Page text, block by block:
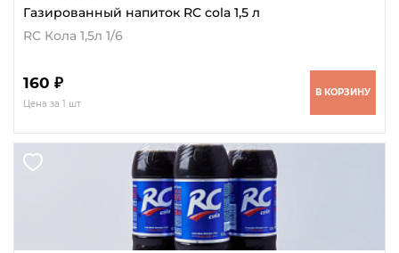
Газированный напиток RC cola 1,5 л
RC Кола 1,5л 1/6
160 ₽
Цена за 1 шт
В КОРЗИНУ